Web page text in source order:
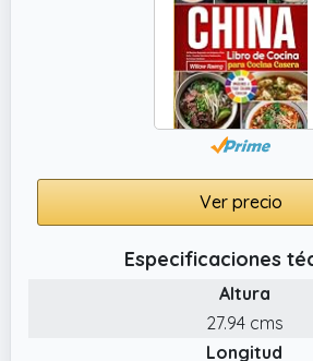
Ver precio
Especificaciones
Altura
27.94 cms
Longitud